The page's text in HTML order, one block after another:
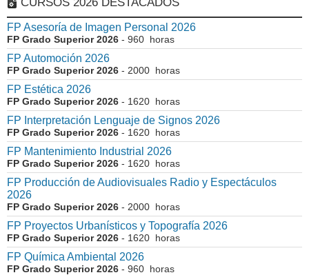
FP Asesoría de Imagen Personal 2026
FP Grado Superior 2026 - 960 horas
FP Automoción 2026
FP Grado Superior 2026 - 2000 horas
FP Estética 2026
FP Grado Superior 2026 - 1620 horas
FP Interpretación Lenguaje de Signos 2026
FP Grado Superior 2026 - 1620 horas
FP Mantenimiento Industrial 2026
FP Grado Superior 2026 - 1620 horas
FP Producción de Audiovisuales Radio y Espectáculos
2026
FP Grado Superior 2026 - 2000 horas
FP Proyectos Urbanísticos y Topografía 2026
FP Grado Superior 2026 - 1620 horas
FP Química Ambiental 2026
FP Grado Superior 2026 - 960 horas